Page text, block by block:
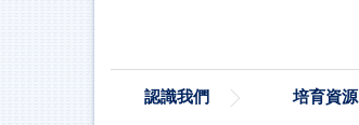
認識我們 培育資源